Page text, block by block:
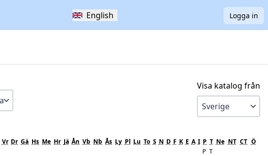
English Logga in
Visa katalog från
Vr Dr Gä Hs Me Hr Jä Ån Vb Nb Ås Ly Pl Lu To S N D F K E A I P T Ne NT CT Ö
P T